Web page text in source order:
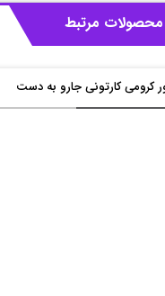
محصولات مرتبط
کرومی کارتونی جارو به دست